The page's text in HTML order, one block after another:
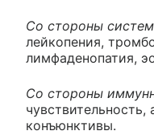
Со стороны
лейкопения,
лимфаденопатия,
Со стороны
чувствительность,
конъюнктивы.